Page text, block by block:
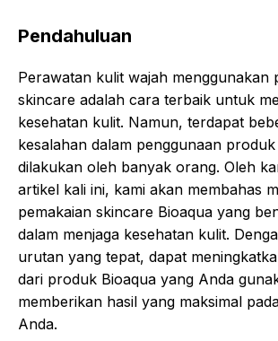
Pendahuluan
Perawatan kulit wajah menggunakan
skincare adalah cara terbaik untuk
kesehatan kulit. Namun, terdapat
kesalahan dalam penggunaan
dilakukan oleh banyak orang. Oleh
artikel kali ini, kami akan membahas
pemakaian skincare Bioaqua yang
dalam menjaga kesehatan kulit.
urutan yang tepat, dapat
dari produk Bioaqua yang Anda
memberikan hasil yang maksimal
Anda.